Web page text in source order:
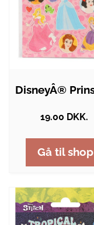
19.00 DKK.
Gå til shop